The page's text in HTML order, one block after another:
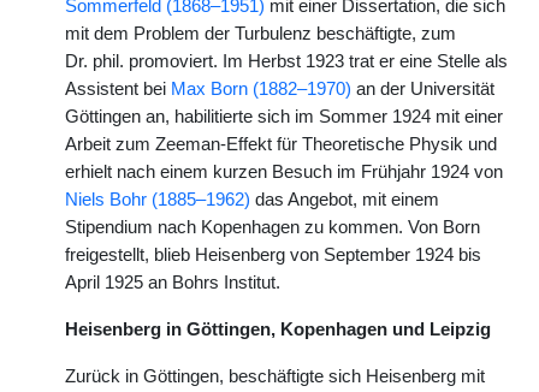
Sommerfeld (1868–1951) mit einer Dissertation, die sich
mit dem Problem der Turbulenz beschäftigte, zum
Dr. phil. promoviert. Im Herbst 1923 trat er eine Stelle als
Assistent bei Max Born (1882–1970) an der Universität
Göttingen an, habilitierte sich im Sommer 1924 mit einer
Arbeit zum Zeeman-Effekt für Theoretische Physik und
erhielt nach einem kurzen Besuch im Frühjahr 1924 von
Niels Bohr (1885–1962) das Angebot, mit einem
Stipendium nach Kopenhagen zu kommen. Von Born
freigestellt, blieb Heisenberg von September 1924 bis
April 1925 an Bohrs Institut.
Heisenberg in Göttingen, Kopenhagen und Leipzig
Zurück in Göttingen, beschäftigte sich Heisenberg mit